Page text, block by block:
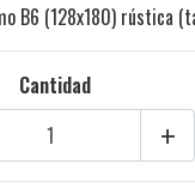
B6 (128x180) rústica
Cantidad
+